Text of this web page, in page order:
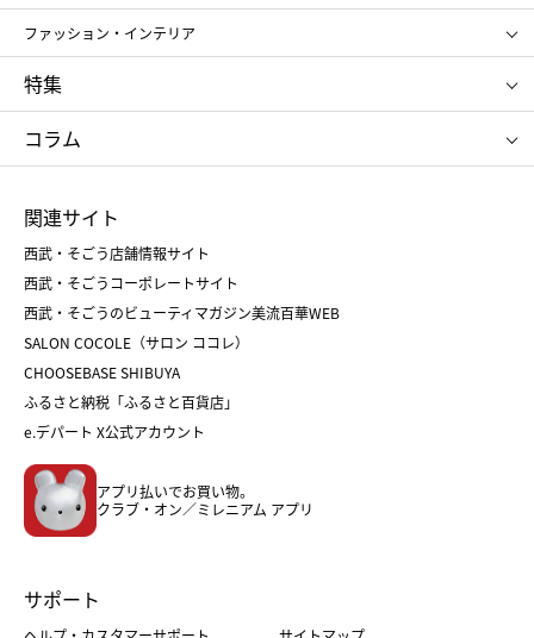
お中元
お歳暮
ポール&ジョー ボーテ
ジルスチュアート
NARS
RMK
クリニーク
SK-Ⅱ
アンリ・シャルパンティエ
ゴディバ
新宿高野
たねや
ねんりん家
ファッション・インテリア
ポロ ラルフ ローレン
タケオ キクチ
ママ＆キッズ
シュタイフ
特集
お中元
ひな人形
五月人形
父の日
クリスマスケーキ
ホワイトデー
コラム
菓子折り
和菓子
人気のギフト
バレンタイン
ホワイトデー
おせち
フード
ホーム・キッチン＆アート
関連サイト
西武・そごう店舗情報サイト
西武・そごうコーポレートサイト
西武・そごうのビューティマガジン美流百華WEB
SALON COCOLE（サロン ココレ）
CHOOSEBASE SHIBUYA
ふるさと納税「ふるさと百貨店」
e.デパート X公式アカウント
アプリ払いでお買い物。
クラブ・オン／ミレニアム アプリ
サポート